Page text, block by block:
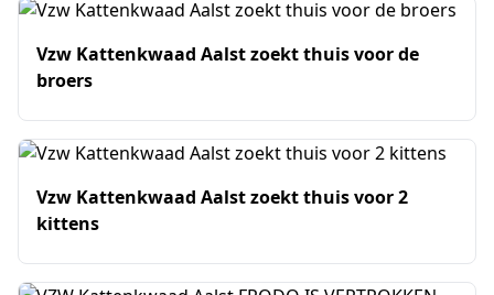
Vzw Kattenkwaad Aalst zoekt thuis voor de
broers
Vzw Kattenkwaad Aalst zoekt thuis voor 2
kittens